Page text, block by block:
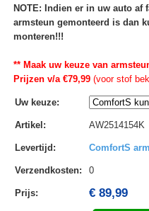
NOTE: Indien er in uw auto af
armsteun gemonteerd is dan
monteren!!!
** Maak uw keuze van
Prijzen v/a €79,99(voor stof
Uw keuze:
Artikel : AW2514154K
Levertijd : ComfortS
Verzendkosten: 0
Prijs: € 89,99